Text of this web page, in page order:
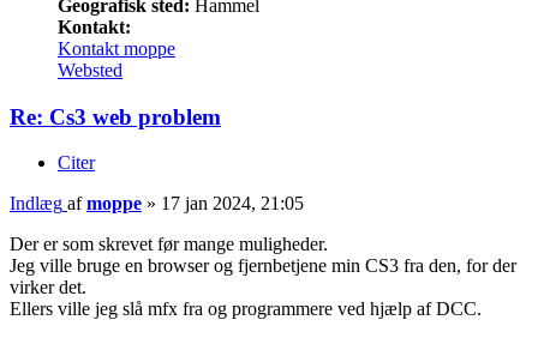
Geografisk sted: Hammel
Kontakt:
Kontakt moppe
Websted
Re: Cs3 web problem
Citer
Indlæg afmoppe » 17 jan 2024, 21:05
Der er som skrevet før mange muligheder.
Jeg ville bruge en browser og fjernbetjene min CS3 fra den, for der
virker det.
Ellers ville jeg slå mfx fra og programmere ved hjælp af DCC.